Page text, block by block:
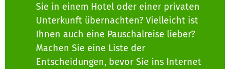
Sie in einem Hotel oder einer privaten
Unterkunft übernachten? Vielleicht ist
Ihnen auch eine Pauschalreise lieber?
Machen Sie eine Liste der
Entscheidungen, bevor Sie ins Internet